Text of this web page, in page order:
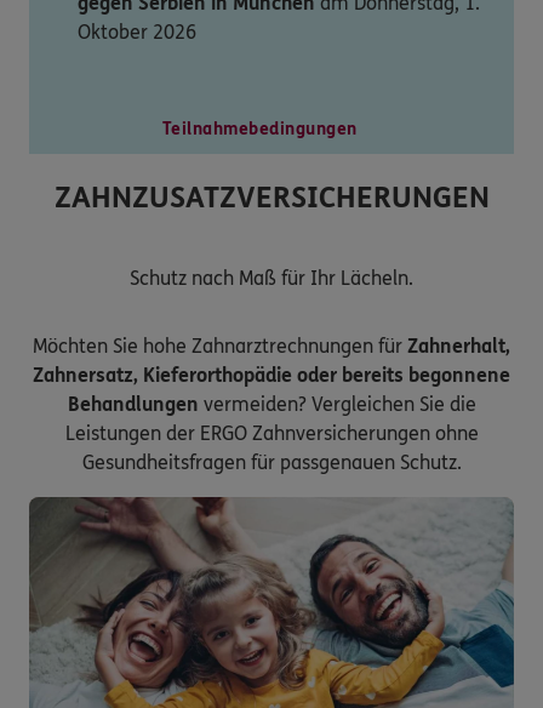
Oktober 2026
Teilnahmebedingungen
ZAHNZUSATZVERSICHERUNGEN
Schutz nach Maß für Ihr Lächeln.
Möchten Sie hohe Zahnarztrechnungen für Zahnerhalt,
Zahnersatz, Kieferorthopädie oder bereits begonnene
Behandlungen vermeiden? Vergleichen Sie die
Leistungen der ERGO Zahnversicherungen ohne
Gesundheitsfragen für passgenauen Schutz.